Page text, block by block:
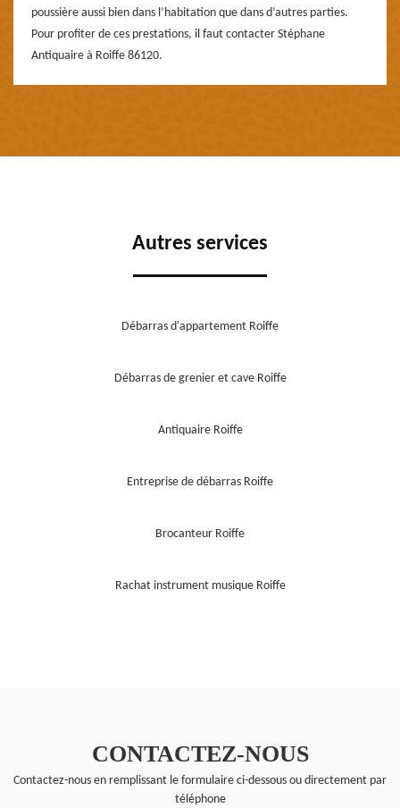
poussière aussi bien dans l’habitation que dans d’autres parties.
Pour profiter de ces prestations, il faut contacter Stéphane
Antiquaire à Roiffe 86120.
Autres services
Débarras d'appartement Roiffe
Débarras de grenier et cave Roiffe
Antiquaire Roiffe
Entreprise de débarras Roiffe
Brocanteur Roiffe
Rachat instrument musique Roiffe
CONTACTEZ-NOUS
Contactez-nous en remplissant le formulaire ci-dessous ou directement par
téléphone